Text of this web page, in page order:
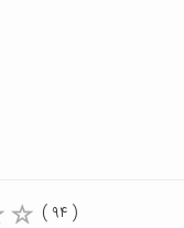
( ۹۴ )